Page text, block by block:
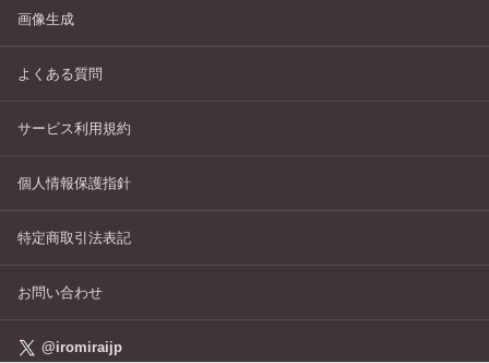
画像生成
よくある質問
サービス利用規約
個人情報保護指針
特定商取引法表記
お問い合わせ
@iromiraijp